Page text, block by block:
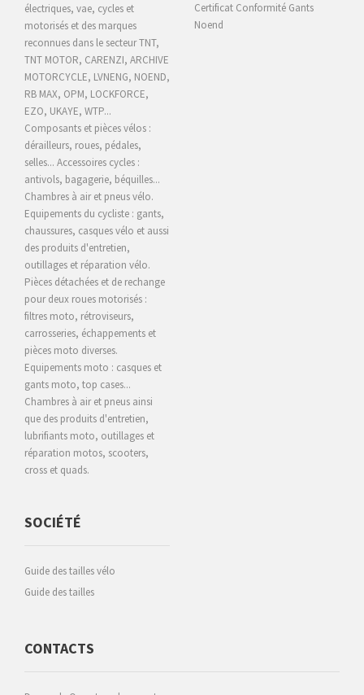
électriques, vae, cycles et
motorisés et des marques
reconnues dans le secteur TNT,
TNT MOTOR, CARENZI, ARCHIVE
MOTORCYCLE, LVNENG, NOEND,
RB MAX, OPM, LOCKFORCE,
EZO, UKAYE, WTP...
Composants et pièces vélos :
dérailleurs, roues, pédales,
selles... Accessoires cycles :
antivols, bagagerie, béquilles...
Chambres à air et pneus vélo.
Equipements du cycliste : gants,
chaussures, casques vélo et aussi
des produits d'entretien,
outillages et réparation vélo.
Pièces détachées et de rechange
pour deux roues motorisés :
filtres moto, rétroviseurs,
carrosseries, échappements et
pièces moto diverses.
Equipements moto : casques et
gants moto, top cases...
Chambres à air et pneus ainsi
que des produits d'entretien,
lubrifiants moto, outillages et
réparation motos, scooters,
cross et quads.
Certificat Conformité Gants
Noend
SOCIÉTÉ
Guide des tailles vélo
Guide des tailles
CONTACTS